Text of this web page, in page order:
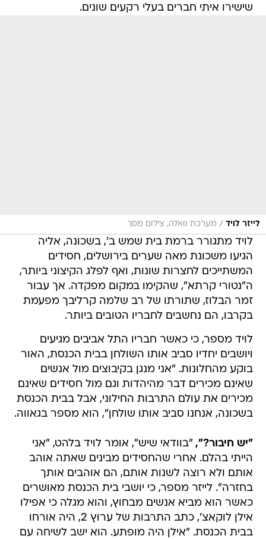
שישירו איתי חברים בעלי רקעים שונים.
לייזר לויד / מערכת וואלה, צילום מסך
לויד מתגורר ברמת בית שמש ב', בשכונה, אליה
הגיעו משכונת מאה שערים בירושלים, חסידים
המשתייכים לחצרות שונות, ואף לפלג הקיצוני ביותר,
ה"נטורי קרתא", שהקימו במקום מפקדה. אך עבור
זמר הבלוז, שתורתו של רב שלמה קרליבך מפעמת
בקרבו, הם נחשבים לחבריו הטובים ביותר.
לויד מספר, כי כאשר חבריו התל אביבים מגיעים
ויושבים יחדיו סביב אותו השולחן בבית הכנסת, האור
בוקע מהחלונות. "אני מנגן בקיבוצים מול אנשים
שאינם מכירים דבר מהיהדות וגם מול חסידים שאינם
מכירים את עולם התרבות החילוני, אבל בבית הכנסת
בשכונה, אנחנו סביב אותו שולחן", הוא מספר בגאווה.
"יש חיבור?", "בוודאי שיש", אומר לויד בלהט, "אני
הייתי בהלם. אחרי שהחסידים מבינים שאתה אוהב
אותם ולא רוצה לשנות אותם, הם אוהבים אותך
בחזרה". לייזר מספר, כי יושבי בית הכנסת מאושרים
כאשר הוא מביא אנשים מבחוץ, והוא מגלה כי אפילו
אילן לוקאצ', כתב התרבות של ערוץ 2, היה אורחו
בבית הכנסת. "אילן היה מופתע. הוא ישב לשיחה עם